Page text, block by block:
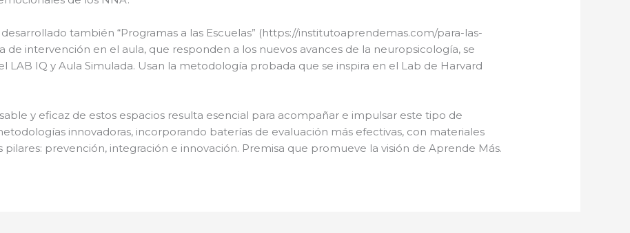
también “Programas a las Escuelas” (https://institutoaprendemas.com/para-las-
de intervención en el aula, que responden a los nuevos avances de la neuropsicología, se
IQ y Aula Simulada. Usan la metodología probada que se inspira en el Lab de Harvard
y eficaz de estos espacios resulta esencial para acompañar e impulsar este tipo de
innovadoras, incorporando baterías de evaluación más efectivas, con materiales
prevención, integración e innovación. Premisa que promueve la visión de Aprende Más.